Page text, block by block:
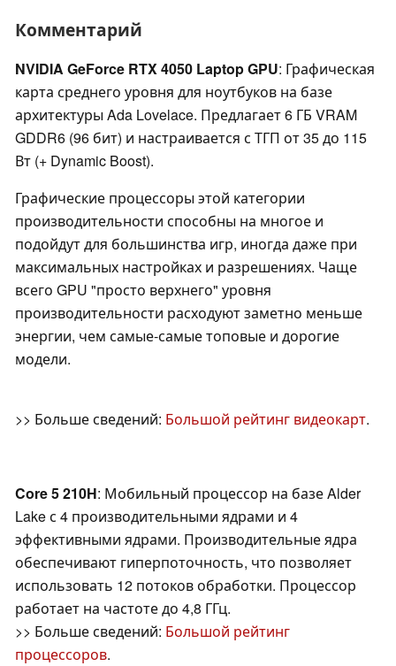
Комментарий
NVIDIA GeForce RTX 4050 Laptop GPU: Графическая
карта среднего уровня для ноутбуков на базе
архитектуры Ada Lovelace. Предлагает 6 ГБ VRAM
GDDR6 (96 бит) и настраивается с ТГП от 35 до 115
Вт (+ Dynamic Boost).
Графические процессоры этой категории
производительности способны на многое и
подойдут для большинства игр, иногда даже при
максимальных настройках и разрешениях. Чаще
всего GPU "просто верхнего" уровня
производительности расходуют заметно меньше
энергии, чем самые-самые топовые и дорогие
модели.
>> Больше сведений: Большой рейтинг видеокарт.
Core 5 210H: Мобильный процессор на базе Alder
Lake с 4 производительными ядрами и 4
эффективными ядрами. Производительные ядра
обеспечивают гиперпоточность, что позволяет
использовать 12 потоков обработки. Процессор
работает на частоте до 4,8 ГГц.
>> Больше сведений: Большой рейтинг
процессоров.